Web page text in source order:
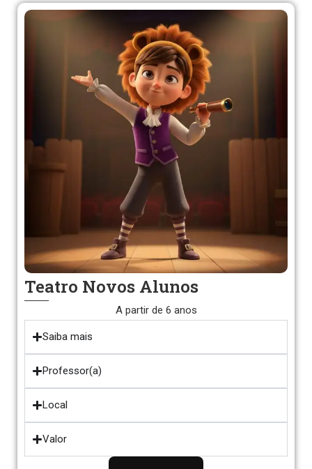
Teatro Novos Alunos
A partir de 6 anos
Saiba mais
Professor(a)
Local
Valor